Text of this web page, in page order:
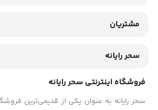
مشتریان
سحر رایانه
فروشگاه اینترنتی سحر رایانه
سحر رایانه به عنوان یکی از قدیمی‌ترین